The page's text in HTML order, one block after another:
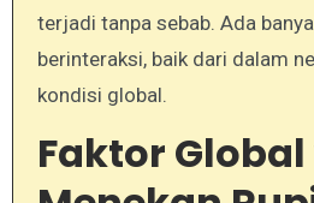
terjadi tanpa sebab. Ada
berinteraksi, baik dari dalam
kondisi global.
Faktor